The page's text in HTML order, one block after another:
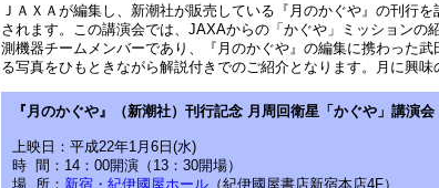
ＪＡＸＡが編集し、新潮社が販売している『月のかぐや』の刊行
されます。この講演会では、JAXAからの「かぐや」ミッションの
測機器チームメンバーであり、『月のかぐや』の編集に携わった
る写真をひもときながら解説付きでのご紹介となります。月に興味
『月のかぐや』（新潮社）刊行記念 月周回衛星「かぐや」講演会
上映日：平成22年1月6日(水)
時 間：14：00開演（13：30開場）
場 所： 新宿・紀伊國屋ホール （紀伊國屋書店新宿本店4F）